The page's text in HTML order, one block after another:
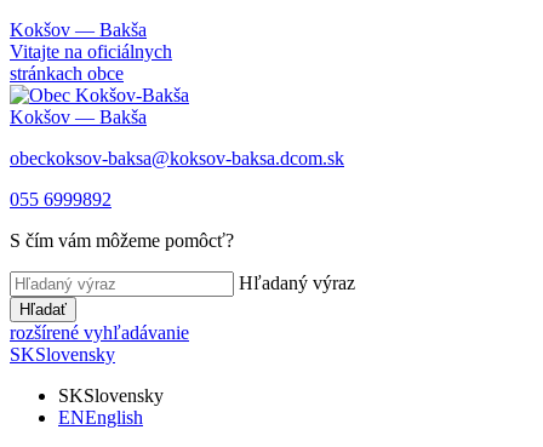
Kokšov — Bakša
Vitajte na oficiálnych
stránkach obce
Kokšov — Bakša
obeckoksov-baksa@koksov-baksa.dcom.sk
055 6999892
S čím vám môžeme pomôcť?
Hľadaný výraz
Hľadať
rozšírené vyhľadávanie
SKSlovensky
SKSlovensky
ENEnglish